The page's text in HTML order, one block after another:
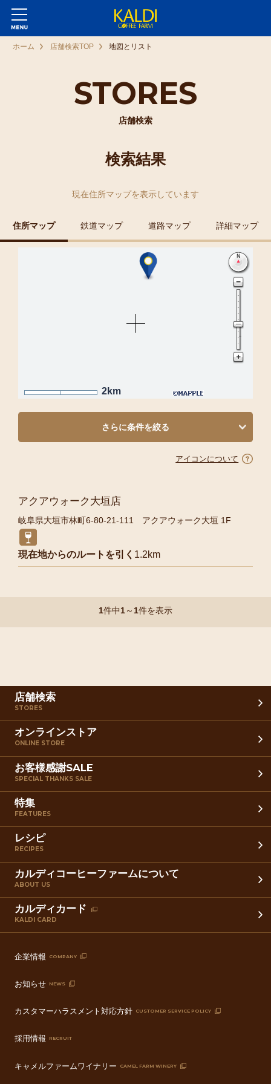
STORES
店舗検索
ホーム 店舗検索TOP 地図とリスト
検索結果
現在住所マップを表示しています
住所マップ 鉄道マップ 道路マップ 詳細マップ
2km
さらに条件を絞る
アイコンについて
アクアウォーク大垣店
岐阜県大垣市林町6-80-21-111 アクアウォーク大垣 1F
現在地からのルートを引く 1.2km
1件中1～1件を表示
店舗検索
STORES
オンラインストア
ONLINE STORE
お客様感謝SALE
SPECIAL THANKS SALE
特集
FEATURES
レシピ
RECIPES
カルディコーヒーファームについて
ABOUT US
カルディカード
KALDI CARD
企業情報 COMPANY
お知らせ NEWS
カスタマーハラスメント対応方針 CUSTOMER SERVICE POLICY
採用情報 RECRUIT
キャメルファームワイナリー CAMEL FARM WINERY